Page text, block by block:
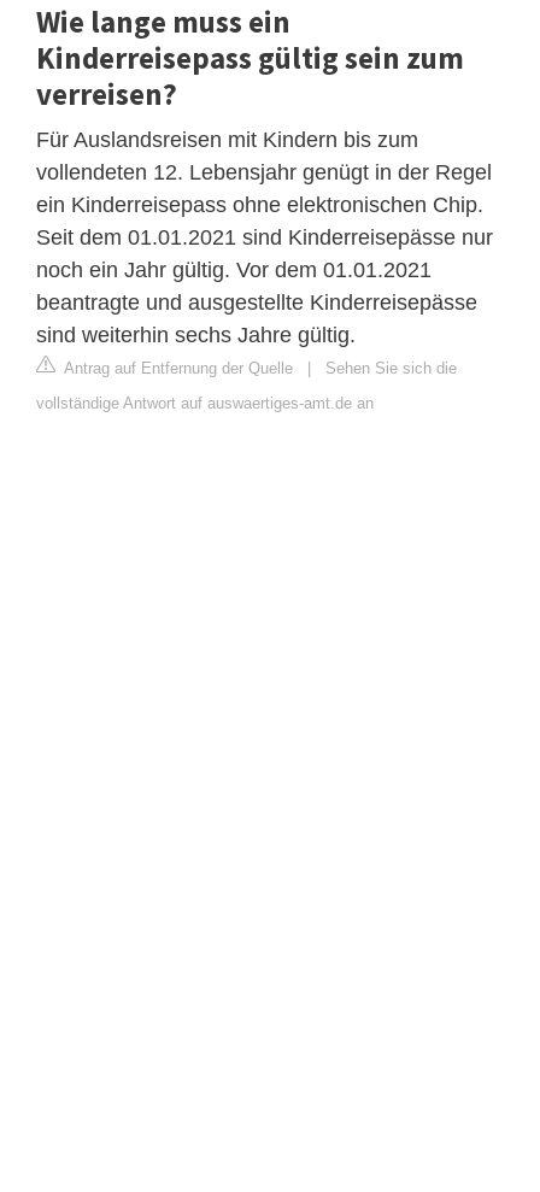
Wie lange muss ein
Kinderreisepass gültig sein zum
verreisen?
Für Auslandsreisen mit Kindern bis zum
vollendeten 12. Lebensjahr genügt in der Regel
ein Kinderreisepass ohne elektronischen Chip.
Seit dem 01.01.2021 sind Kinderreisepässe nur
noch ein Jahr gültig. Vor dem 01.01.2021
beantragte und ausgestellte Kinderreisepässe
sind weiterhin sechs Jahre gültig.
Antrag auf Entfernung der Quelle | Sehen Sie sich die
vollständige Antwort auf auswaertiges-amt.de an